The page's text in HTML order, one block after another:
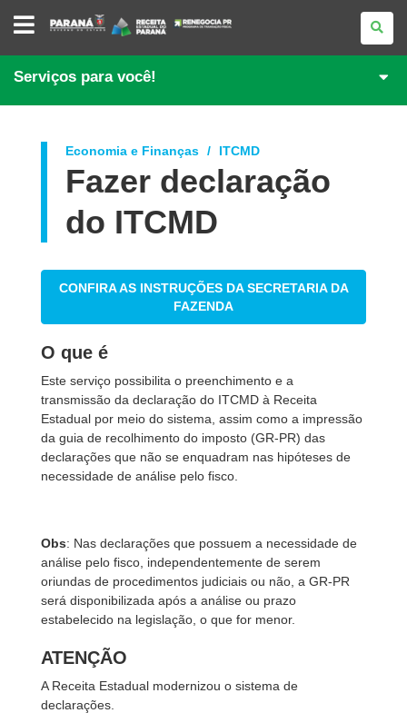
PORTAL
DE
DE
DÉBITOS
Serviços para você!
Economia e Finanças ITCMD
Fazer declaração
do ITCMD
CONFIRA AS INSTRUÇÕES DA SECRETARIA DA
FAZENDA
O que é
Este serviço possibilita o preenchimento e a
transmissão da declaração do ITCMD à Receita
Estadual por meio do sistema, assim como a impressão
da guia de recolhimento do imposto (GR-PR) das
declarações que não se enquadram nas hipóteses de
necessidade de análise pelo fisco.
Obs: Nas declarações que possuem a necessidade de
análise pelo fisco, independentemente de serem
oriundas de procedimentos judiciais ou não, a GR-PR
será disponibilizada após a análise ou prazo
estabelecido na legislação, o que for menor.
ATENÇÃO
A Receita Estadual modernizou o sistema de
declarações.